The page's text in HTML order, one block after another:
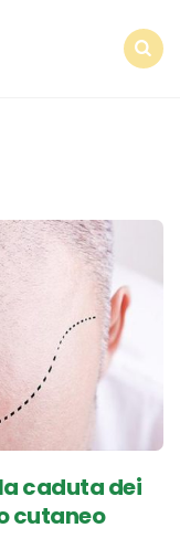
caduta dei
cutaneo